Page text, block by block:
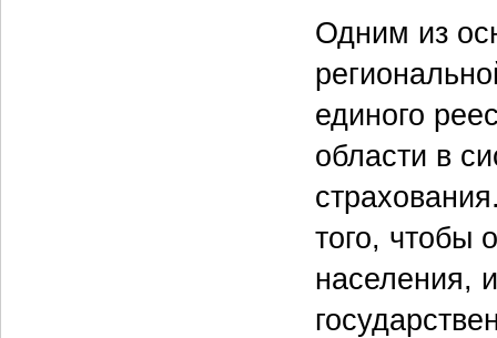
Одним из
единого
области в
того, чтобы
населения,